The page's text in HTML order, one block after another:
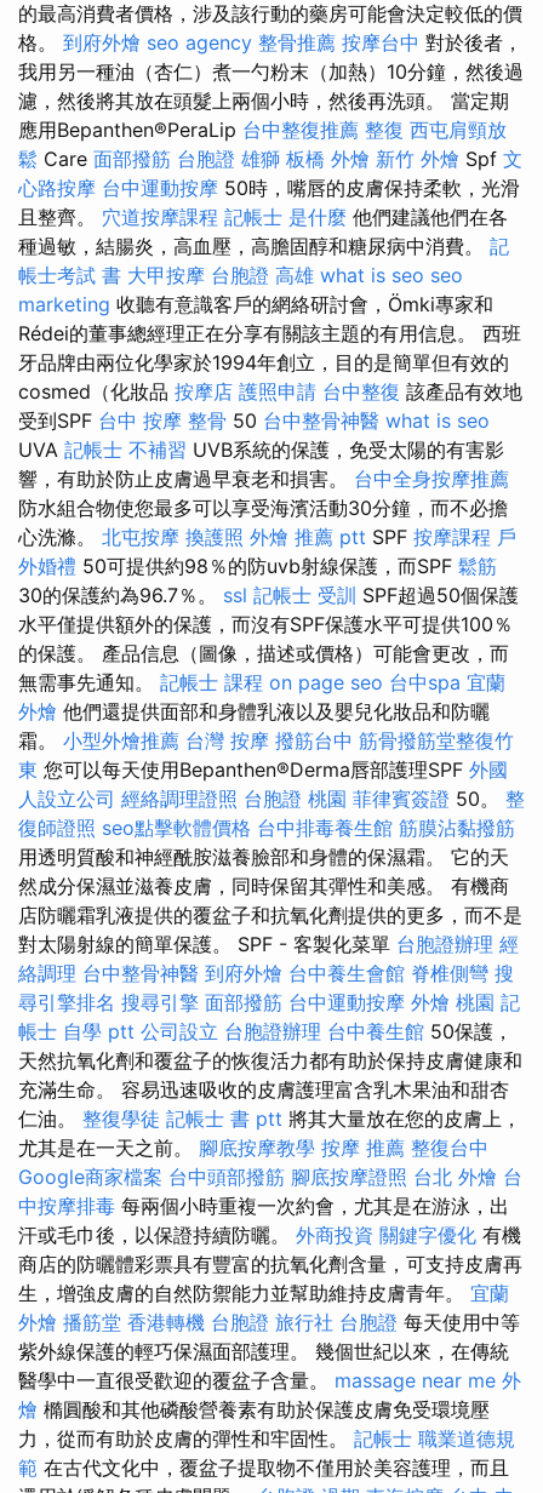
的最高消費者價格，涉及該行動的藥房可能會決定較低的價
格。 到府外燴 seo agency 整骨推薦 按摩台中 對於後者，
我用另一種油（杏仁）煮一勺粉末（加熱）10分鐘，然後過
濾，然後將其放在頭髮上兩個小時，然後再洗頭。 當定期
應用Bepanthen®PeraLip 台中整復推薦 整復 西屯肩頸放
鬆 Care 面部撥筋 台胞證 雄獅 板橋 外燴 新竹 外燴 Spf 文
心路按摩 台中運動按摩 50時，嘴唇的皮膚保持柔軟，光滑
且整齊。 穴道按摩課程 記帳士 是什麼 他們建議他們在各
種過敏，結腸炎，高血壓，高膽固醇和糖尿病中消費。 記
帳士考試 書 大甲按摩 台胞證 高雄 what is seo seo
marketing 收聽有意識客戶的網絡研討會，Ömki專家和
Rédei的董事總經理正在分享有關該主題的有用信息。 西班
牙品牌由兩位化學家於1994年創立，目的是簡單但有效的
cosmed（化妝品 按摩店 護照申請 台中整復 該產品有效地
受到SPF 台中 按摩 整骨 50 台中整骨神醫 what is seo
UVA 記帳士 不補習 UVB系統的保護，免受太陽的有害影
響，有助於防止皮膚過早衰老和損害。 台中全身按摩推薦
防水組合物使您最多可以享受海濱活動30分鐘，而不必擔
心洗滌。 北屯按摩 換護照 外燴 推薦 ptt SPF 按摩課程 戶
外婚禮 50可提供約98％的防uvb射線保護，而SPF 鬆筋
30的保護約為96.7％。 ssl 記帳士 受訓 SPF超過50個保護
水平僅提供額外的保護，而沒有SPF保護水平可提供100％
的保護。 產品信息（圖像，描述或價格）可能會更改，而
無需事先通知。 記帳士 課程 on page seo 台中spa 宜蘭
外燴 他們還提供面部和身體乳液以及嬰兒化妝品和防曬
霜。 小型外燴推薦 台灣 按摩 撥筋台中 筋骨撥筋堂整復竹
東 您可以每天使用Bepanthen®Derma唇部護理SPF 外國
人設立公司 經絡調理證照 台胞證 桃園 菲律賓簽證 50。 整
復師證照 seo點擊軟體價格 台中排毒養生館 筋膜沾黏撥筋
用透明質酸和神經酰胺滋養臉部和身體的保濕霜。 它的天
然成分保濕並滋養皮膚，同時保留其彈性和美感。 有機商
店防曬霜乳液提供的覆盆子和抗氧化劑提供的更多，而不是
對太陽射線的簡單保護。 SPF - 客製化菜單 台胞證辦理 經
絡調理 台中整骨神醫 到府外燴 台中養生會館 脊椎側彎 搜
尋引擎排名 搜尋引擎 面部撥筋 台中運動按摩 外燴 桃園 記
帳士 自學 ptt 公司設立 台胞證辦理 台中養生館 50保護，
天然抗氧化劑和覆盆子的恢復活力都有助於保持皮膚健康和
充滿生命。 容易迅速吸收的皮膚護理富含乳木果油和甜杏
仁油。 整復學徒 記帳士 書 ptt 將其大量放在您的皮膚上，
尤其是在一天之前。 腳底按摩教學 按摩 推薦 整復台中
Google商家檔案 台中頭部撥筋 腳底按摩證照 台北 外燴 台
中按摩排毒 每兩個小時重複一次約會，尤其是在游泳，出
汗或毛巾後，以保證持續防曬。 外商投資 關鍵字優化 有機
商店的防曬體彩票具有豐富的抗氧化劑含量，可支持皮膚再
生，增強皮膚的自然防禦能力並幫助維持皮膚青年。 宜蘭
外燴 播筋堂 香港轉機 台胞證 旅行社 台胞證 每天使用中等
紫外線保護的輕巧保濕面部護理。 幾個世紀以來，在傳統
醫學中一直很受歡迎的覆盆子含量。 massage near me 外
燴 橢圓酸和其他磷酸營養素有助於保護皮膚免受環境壓
力，從而有助於皮膚的彈性和牢固性。 記帳士 職業道德規
範 在古代文化中，覆盆子提取物不僅用於美容護理，而且